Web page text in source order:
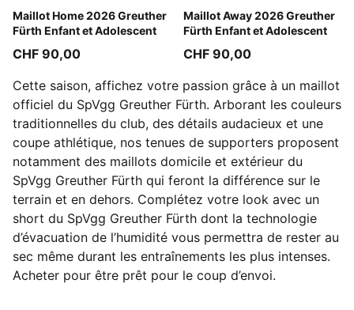
Maillot Home 2026 Greuther
Fürth Enfant et Adolescent
PUMA White-Fast Green
CHF 90,00
Maillot Away 2026 Greuther
Fürth Enfant et Adolescent
Sport Green-PUMA White
CHF 90,00
Cette saison, affichez votre passion grâce à un maillot
officiel du SpVgg Greuther Fürth. Arborant les couleurs
traditionnelles du club, des détails audacieux et une
coupe athlétique, nos tenues de supporters proposent
notamment des maillots domicile et extérieur du
SpVgg Greuther Fürth qui feront la différence sur le
terrain et en dehors. Complétez votre look avec un
short du SpVgg Greuther Fürth dont la technologie
d’évacuation de l’humidité vous permettra de rester au
sec même durant les entraînements les plus intenses.
Acheter pour être prêt pour le coup d’envoi.